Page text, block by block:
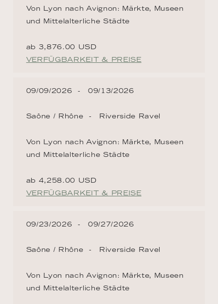
Von Lyon nach Avignon: Märkte, Museen
und Mittelalterliche Städte
ab 3,876.00 USD
VERFÜGBARKEIT & PREISE
09/09/2026 09/13/2026
Saône / Rhône Riverside Ravel
Von Lyon nach Avignon: Märkte, Museen
und Mittelalterliche Städte
ab 4,258.00 USD
VERFÜGBARKEIT & PREISE
09/23/2026 09/27/2026
Saône / Rhône Riverside Ravel
Von Lyon nach Avignon: Märkte, Museen
und Mittelalterliche Städte